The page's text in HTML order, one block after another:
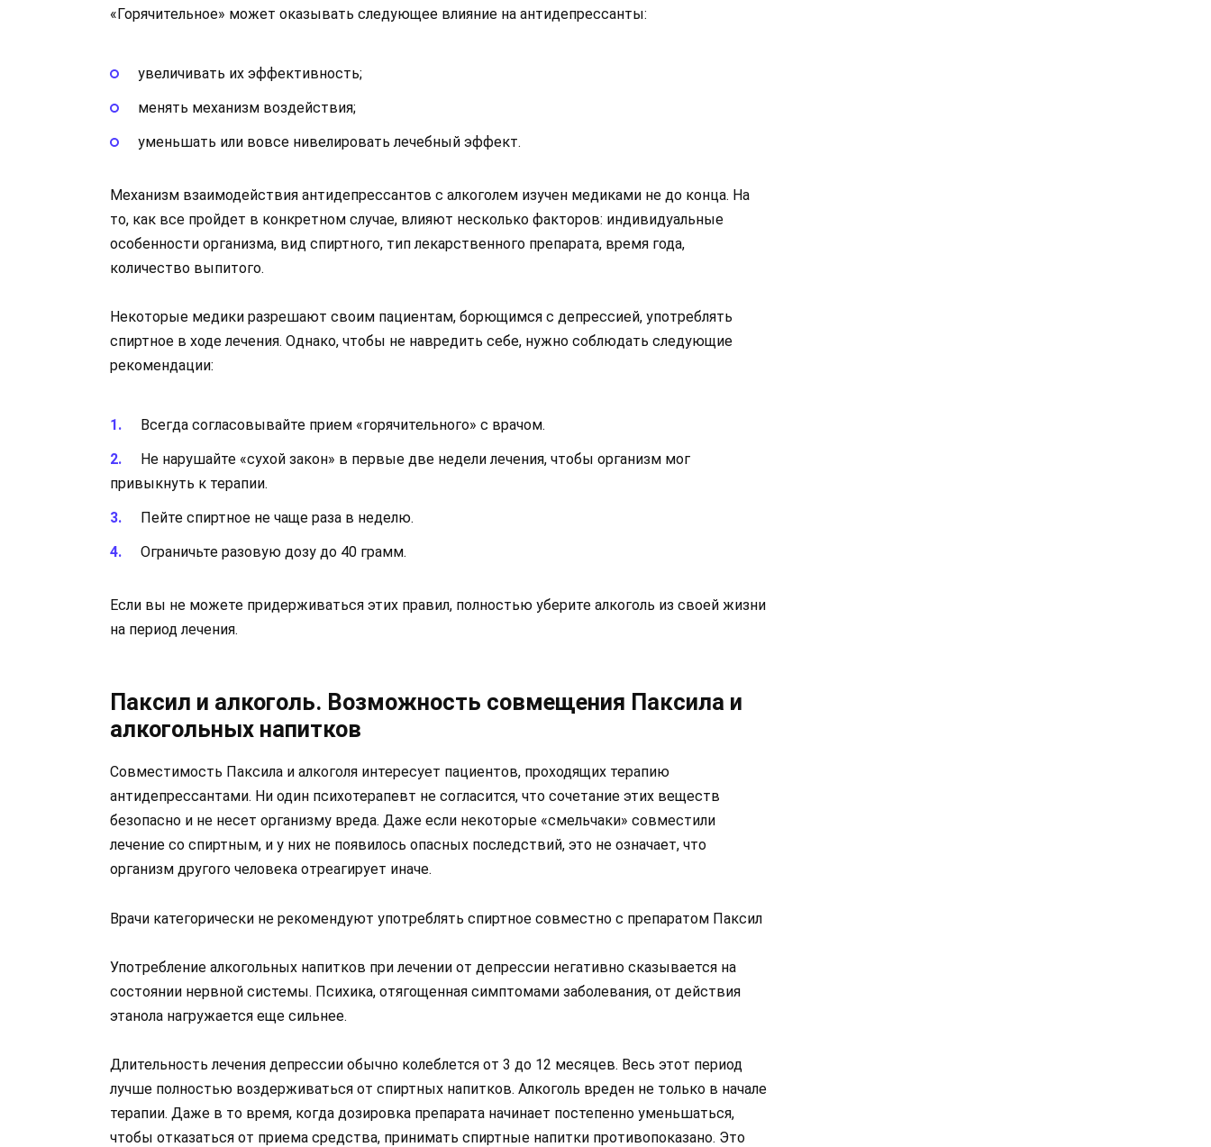
«Горячительное» может оказывать следующее влияние на антидепрессанты:
увеличивать их эффективность;
менять механизм воздействия;
уменьшать или вовсе нивелировать лечебный эффект.
Механизм взаимодействия антидепрессантов с алкоголем изучен медиками не до конца. На
то, как все пройдет в конкретном случае, влияют несколько факторов: индивидуальные
особенности организма, вид спиртного, тип лекарственного препарата, время года,
количество выпитого.
Некоторые медики разрешают своим пациентам, борющимся с депрессией, употреблять
спиртное в ходе лечения. Однако, чтобы не навредить себе, нужно соблюдать следующие
рекомендации:
Всегда согласовывайте прием «горячительного» с врачом.
Не нарушайте «сухой закон» в первые две недели лечения, чтобы организм мог
привыкнуть к терапии.
Пейте спиртное не чаще раза в неделю.
Ограничьте разовую дозу до 40 грамм.
Если вы не можете придерживаться этих правил, полностью уберите алкоголь из своей жизни
на период лечения.
Паксил и алкоголь. Возможность совмещения Паксила и
алкогольных напитков
Совместимость Паксила и алкоголя интересует пациентов, проходящих терапию
антидепрессантами. Ни один психотерапевт не согласится, что сочетание этих веществ
безопасно и не несет организму вреда. Даже если некоторые «смельчаки» совместили
лечение со спиртным, и у них не появилось опасных последствий, это не означает, что
организм другого человека отреагирует иначе.
Врачи категорически не рекомендуют употреблять спиртное совместно с препаратом Паксил
Употребление алкогольных напитков при лечении от депрессии негативно сказывается на
состоянии нервной системы. Психика, отягощенная симптомами заболевания, от действия
этанола нагружается еще сильнее.
Длительность лечения депрессии обычно колеблется от 3 до 12 месяцев. Весь этот период
лучше полностью воздерживаться от спиртных напитков. Алкоголь вреден не только в начале
терапии. Даже в то время, когда дозировка препарата начинает постепенно уменьшаться,
чтобы отказаться от приема средства, принимать спиртные напитки противопоказано. Это